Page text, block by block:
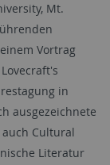
Mt.
Vortrag
in
ausgezeichnete
Cultural
Literatur